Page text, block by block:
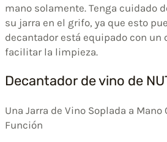
mano solamente. Tenga cuidado
su jarra en el grifo, ya que esto
decantador está equipado con
facilitar la limpieza.
Decantador de vino de
Una Jarra de Vino Soplada a
Función